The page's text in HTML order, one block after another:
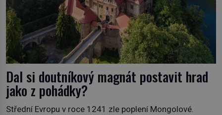
Dal si doutníkový magnát postavit hrad
jako z pohádky?
Střední Evropu v roce 1241 zle poplení Mongolové.